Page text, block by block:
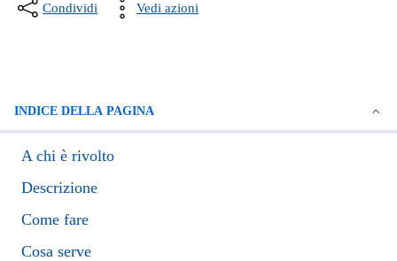
Condividi Vedi azioni
INDICE DELLA PAGINA
A chi è rivolto
Descrizione
Come fare
Cosa serve